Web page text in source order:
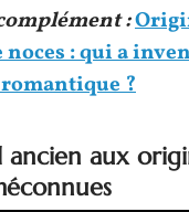
:
noces : qui a
?
aux